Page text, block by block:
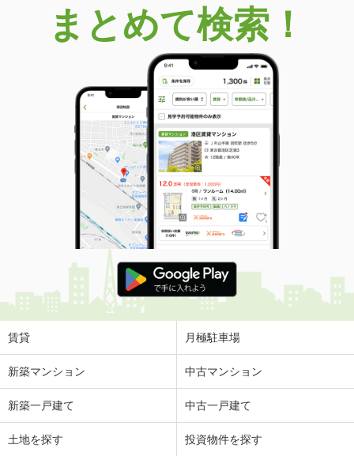
まとめて検索！
賃貸 月極駐車場
新築マンション 中古マンション
新築一戸建て 中古一戸建て
土地を探す 投資物件を探す